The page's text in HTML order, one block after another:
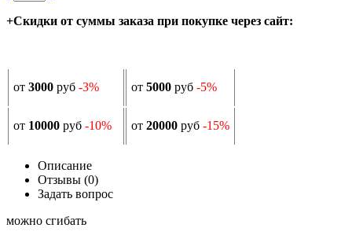
+Скидки от суммы заказа при покупке через сайт:
от 3000 руб -3% от 5000 руб -5%
от 10000 руб -10% от 20000 руб -15%
Описание
Отзывы (0)
Задать вопрос
можно сгибать